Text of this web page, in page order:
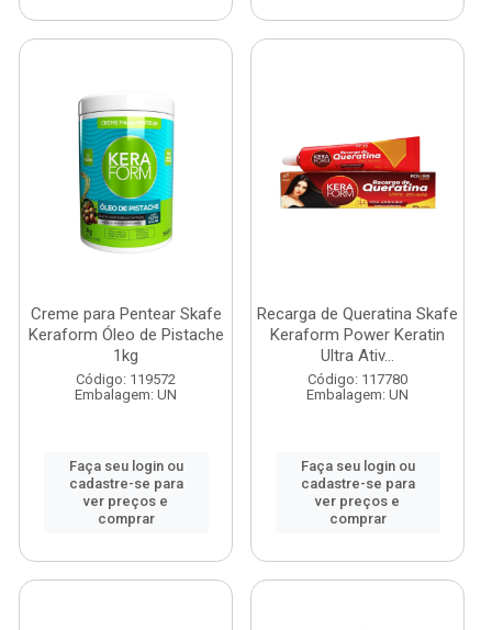
Creme para Pentear Skafe
Keraform Óleo de Pistache
1kg
Código: 119572
Embalagem: UN
Faça seu login ou
cadastre-se para
ver preços e
comprar
Recarga de Queratina Skafe
Keraform Power Keratin
Ultra Ativ...
Código: 117780
Embalagem: UN
Faça seu login ou
cadastre-se para
ver preços e
comprar